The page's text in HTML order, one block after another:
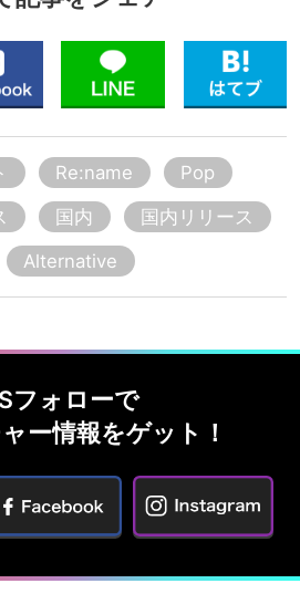
Re:name
Pop
国内
国内リリース
Alternative
フォローで
ー情報をゲット！